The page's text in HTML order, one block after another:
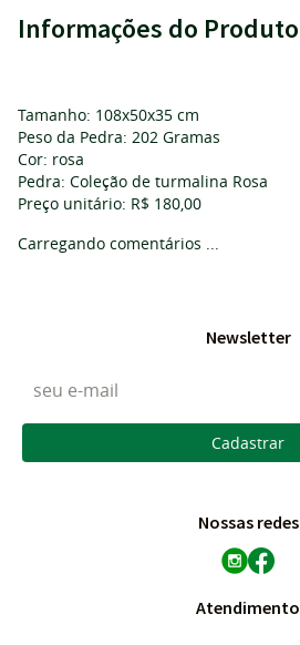
Informações do Produto
Tamanho: 108x50x35 cm
Peso da Pedra: 202 Gramas
Cor: rosa
Pedra: Coleção de turmalina Rosa
Preço unitário: R$ 180,00
Carregando comentários ...
Newsletter
Cadastrar
Nossas redes
Atendimento